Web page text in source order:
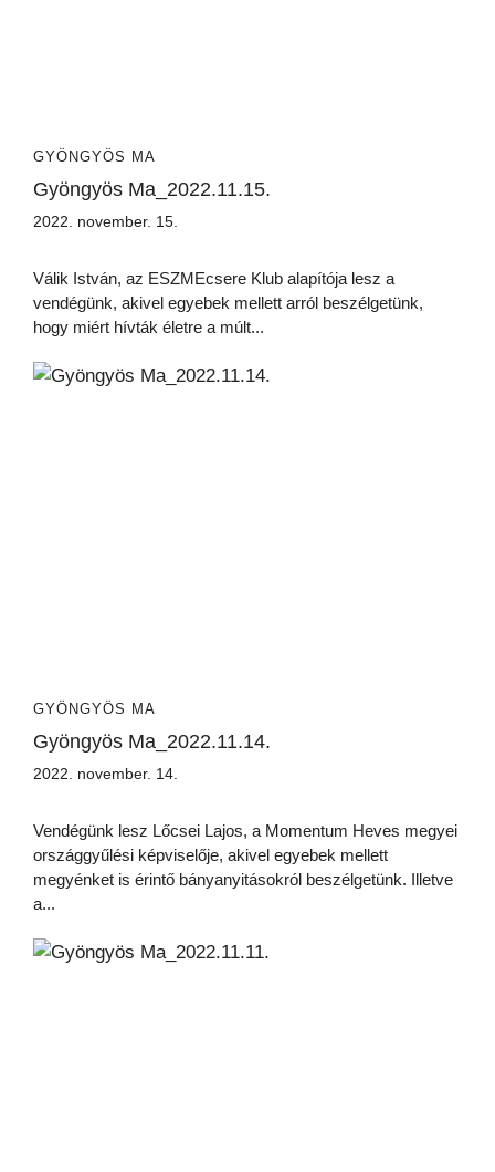
GYÖNGYÖS MA
Gyöngyös Ma_2022.11.15.
2022. november. 15.
Válik István, az ESZMEcsere Klub alapítója lesz a
vendégünk, akivel egyebek mellett arról beszélgetünk,
hogy miért hívták életre a múlt...
GYÖNGYÖS MA
Gyöngyös Ma_2022.11.14.
2022. november. 14.
Vendégünk lesz Lőcsei Lajos, a Momentum Heves megyei
országgyűlési képviselője, akivel egyebek mellett
megyénket is érintő bányanyitásokról beszélgetünk. Illetve
a...